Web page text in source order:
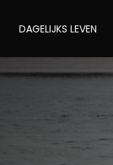
DAGELIJKS LEVEN